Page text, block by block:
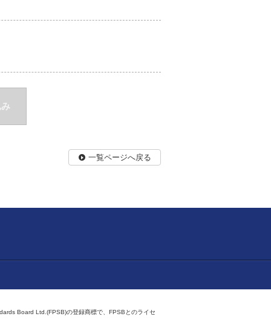
一覧ページへ戻る
Board Ltd.(FPSB)の登録商標で、FPSBとのライセ